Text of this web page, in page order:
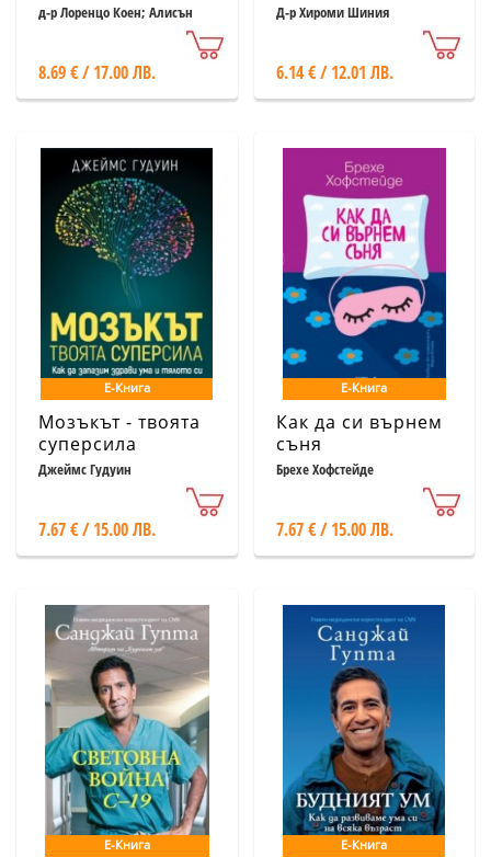
д-р Лоренцо Коен; Алисън
8.69 € / 17.00 ЛВ.
Д-р Хироми Шиния
6.14 € / 12.01 ЛВ.
Е-Книга
Мозъкът - твоята
суперсила
Джеймс Гудуин
7.67 € / 15.00 ЛВ.
Е-Книга
Как да си върнем
съня
Брехе Хофстейде
7.67 € / 15.00 ЛВ.
Е-Книга Е-Книга